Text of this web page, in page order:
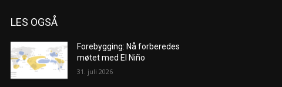
LES OGSÅ
Forebygging: Nå forberedes
møtet med El Niño
31. juli 2026